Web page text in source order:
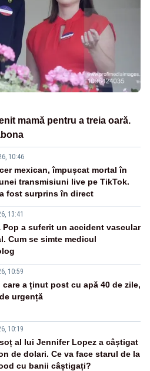
mamă pentru a treia oară.
10:46
mexican, împușcat mortal în
transmisiuni live pe TikTok.
fost surprins în direct
13:41
Pop a suferit un accident vascular
Cum se simte medicul
10:59
a ținut post cu apă 40 de zile,
urgență
10:19
al lui Jennifer Lopez a câștigat
de dolari. Ce va face starul de la
cu banii câștigați?